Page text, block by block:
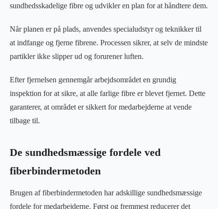
sundhedsskadelige fibre og udvikler en plan for at håndtere dem.
Når planen er på plads, anvendes specialudstyr og teknikker til
at indfange og fjerne fibrene. Processen sikrer, at selv de mindste
partikler ikke slipper ud og forurener luften.
Efter fjernelsen gennemgår arbejdsområdet en grundig
inspektion for at sikre, at alle farlige fibre er blevet fjernet. Dette
garanterer, at området er sikkert for medarbejderne at vende
tilbage til.
De sundhedsmæssige fordele ved
fiberbindermetoden
Brugen af fiberbindermetoden har adskillige sundhedsmæssige
fordele for medarbejderne. Først og fremmest reducerer det